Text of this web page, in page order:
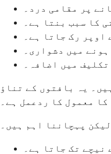
پر مقامی درد۔
کا سبب بنتا ہے۔
رک جاتا ہے۔
میں دشواری۔
میں اضافہ۔
یہ بافتوں کے تناؤ
معمول کا ردعمل ہے۔
پہچاننا اہم ہیں۔
تک جاتا ہے۔